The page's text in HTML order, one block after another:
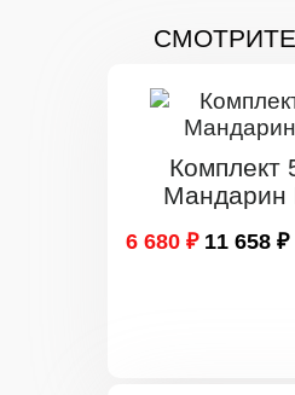
Комплект
Мандарин
6 680 ₽ 11 658 ₽